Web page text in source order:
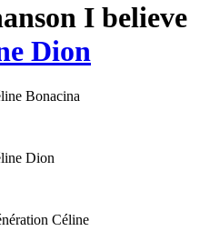
I believe
Dion
Bonacina
Dion
Céline